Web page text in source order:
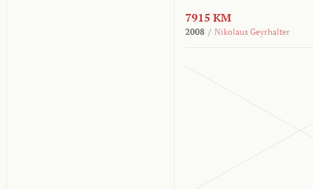
7915 KM
2008 / Nikolaus Geyrhalter